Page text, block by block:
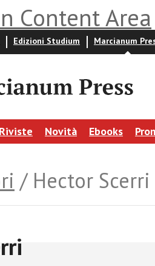
Content Area
Edizioni Studium Marcianum
Riviste Novità Ebooks
/ Hector Scerri